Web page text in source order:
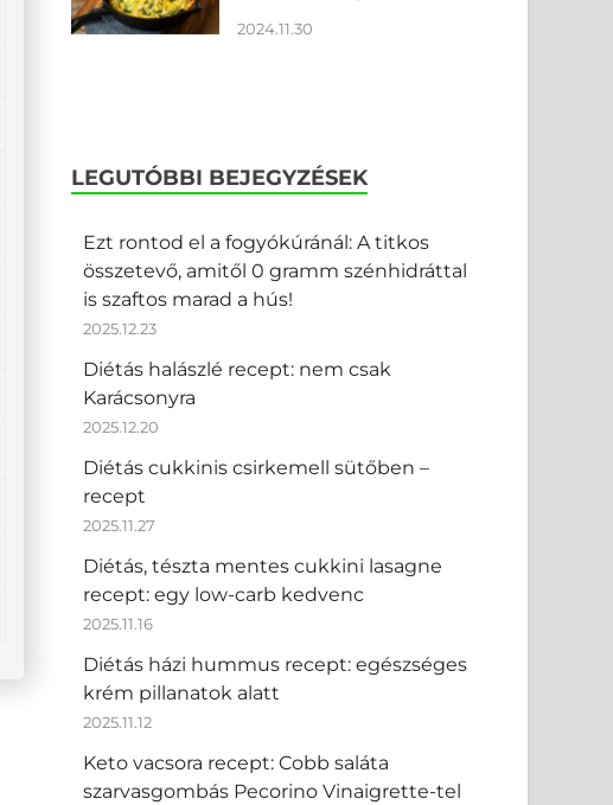
2024.11.30
LEGUTÓBBI BEJEGYZÉSEK
Ezt rontod el a fogyókúránál: A titkos
összetevő, amitől 0 gramm szénhidráttal
is szaftos marad a hús!
2025.12.23
Diétás halászlé recept: nem csak
Karácsonyra
2025.12.20
Diétás cukkinis csirkemell sütőben –
recept
2025.11.27
Diétás, tészta mentes cukkini lasagne
recept: egy low-carb kedvenc
2025.11.16
Diétás házi hummus recept: egészséges
krém pillanatok alatt
2025.11.12
Keto vacsora recept: Cobb saláta
szarvasgombás Pecorino Vinaigrette-tel